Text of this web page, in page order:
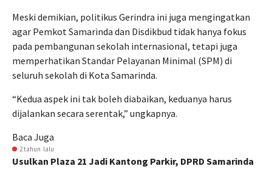
Meski demikian, politikus Gerindra ini juga mengingatkan
agar Pemkot Samarinda dan Disdikbud tidak hanya fokus
pada pembangunan sekolah internasional, tetapi juga
memperhatikan Standar Pelayanan Minimal (SPM) di
seluruh sekolah di Kota Samarinda.
“Kedua aspek ini tak boleh diabaikan, keduanya harus
dijalankan secara serentak,” ungkapnya.
Baca Juga
2 tahun lalu
Usulkan Plaza 21 Jadi Kantong Parkir, DPRD Samarinda